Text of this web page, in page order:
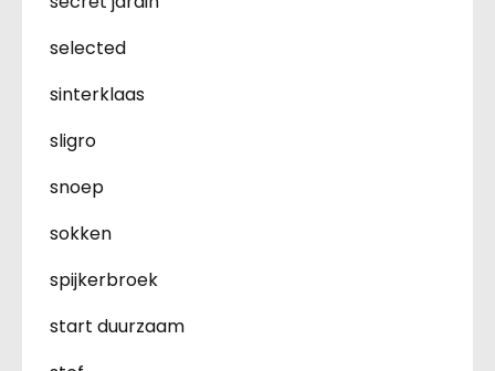
selected
sinterklaas
sligro
snoep
sokken
spijkerbroek
start duurzaam